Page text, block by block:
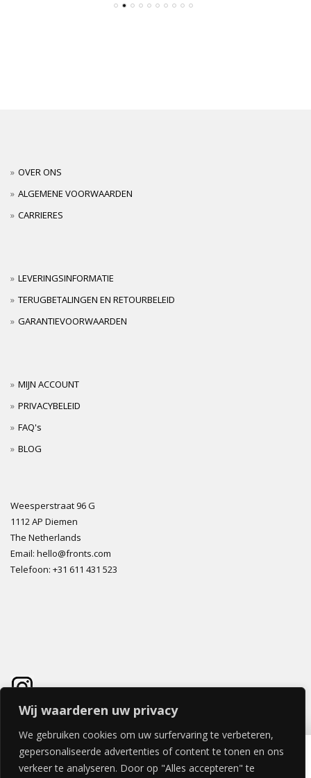
Wij waarderen uw privacy
We gebruiken cookies om uw surfervaring te verbeteren,
gepersonaliseerde advertenties of content te tonen en ons
verkeer te analyseren. Door op "Alles accepteren" te
OVER ONS
ALGEMENE VOORWAARDEN
CARRIERES
LEVERINGSINFORMATIE
TERUGBETALINGEN EN RETOURBELEID
GARANTIEVOORWAARDEN
MIJN ACCOUNT
PRIVACYBELEID
FAQ's
BLOG
Weesperstraat 96 G
1112 AP Diemen
The Netherlands
Email: hello@fronts.com
Telefoon: +31 611 431 523
CASTANETTO LADE 40x80cm
€108,90